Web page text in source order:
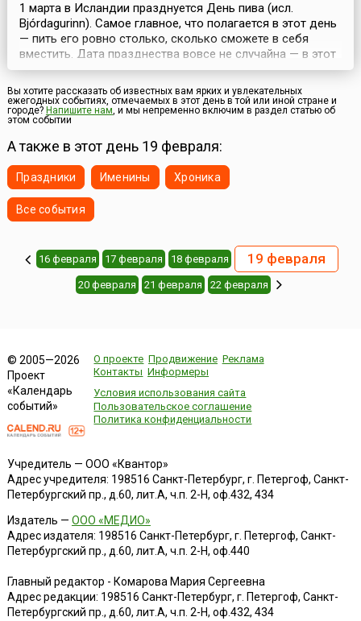
1 марта в Исландии празднуется День пива (исл.
Bjórdagurinn). Самое главное, что полагается в этот день
— пить его ровно столько, сколько сможете в себя
вместить. Дата празднества вовсе не случайна — в этот
день отмечают принятие закона о крепком пиве,
который действует в Исландии с 1989 года. Этим актом
был отменен «сухой закон», действовавший в стране в
течение 75 лет. День пива празднуе...
Вы хотите рассказать об известных вам ярких и увлекательных
ежегодных событиях, отмечаемых в этот день в той или иной стране и
городе? Напишите нам, и мы непременно включим в раздел статью об
этом событии
А также в этот день 19 февраля:
Праздники Именины Хроника
Все события
16 февраля 17 февраля 18 февраля 19 февраля
20 февраля 21 февраля 22 февраля
© 2005—2026
Проект
«Календарь
событий»
О проекте Продвижение Реклама
Контакты Информеры
Условия использования сайта
Пользовательское соглашение
Политика конфиденциальности
Учредитель — ООО «Квантор»
Адрес учредителя: 198516 Санкт-Петербург, г. Петергоф, Санкт-
Петербургский пр., д.60, лит.А, ч.п. 2-Н, оф.432, 434
Издатель — ООО «МЕДИО»
Адрес издателя: 198516 Санкт-Петербург, г. Петергоф, Санкт-
Петербургский пр., д.60, лит.А, ч.п. 2-Н, оф.440
Главный редактор - Комарова Мария Сергеевна
Адрес редакции: 198516 Санкт-Петербург, г. Петергоф, Санкт-
Петербургский пр., д.60, лит.А, ч.п. 2-Н, оф.432, 434